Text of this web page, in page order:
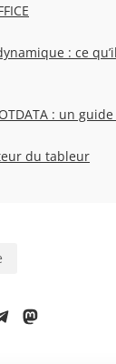
: ce
: un
du tableur